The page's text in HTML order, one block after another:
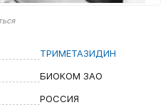
ТРИМЕТАЗИДИН
БИОКОМ ЗАО
РОССИЯ